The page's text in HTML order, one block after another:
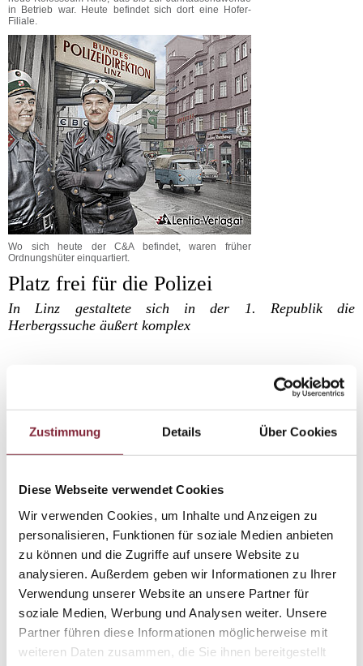
Zustimmung Details Über Cookies
Diese Webseite verwendet Cookies
Wir verwenden Cookies, um Inhalte und Anzeigen zu
personalisieren, Funktionen für soziale Medien anbieten
zu können und die Zugriffe auf unsere Website zu
analysieren. Außerdem geben wir Informationen zu Ihrer
Verwendung unserer Website an unsere Partner für
soziale Medien, Werbung und Analysen weiter. Unsere
Partner führen diese Informationen möglicherweise mit
weiteren Daten zusammen, die Sie ihnen bereitgestellt
in Betrieb war. Heute befindet sich dort eine Hofer-
Filiale.
Wo sich heute der C&A befindet, waren früher
Ordnungshüter einquartiert.
Platz frei für die Polizei
In Linz gestaltete sich in der 1. Republik die
Herbergssuche äußert komplex
Als nach dem 1. Weltkrieg die Verhandlungen mit dem
Bund und der Stadt Linz in die Endrunde gingen und sich
abzeichnete, dass die städtische Polizei dem Bund
übergeben würde, stand Linz immer mehr vor dem
wusste man, dass für Magistrat und Polizei auf Dauer die
Räumlichkeiten nicht ausreichen würden. So wurde bereits
1924 diskutiert, ein neues Rathaus zu errichten und das
alte der Polizei zu überlassen. Als 1926 immer intensiver
nach einem eigenen Standort für die Polizeidirektion
gesucht wurde, gab es erste Vorschläge: in Betracht
gezogen wurde anfangs das Linzer Schloss sowie die
Fabrikskaserne. Danach wurde auch die Idee geboren, ein
neues Rathaus am Hessenplatz anstelle der Volksfesthalle
zu errichten oder dafür auch die Fläche der ehemaligen